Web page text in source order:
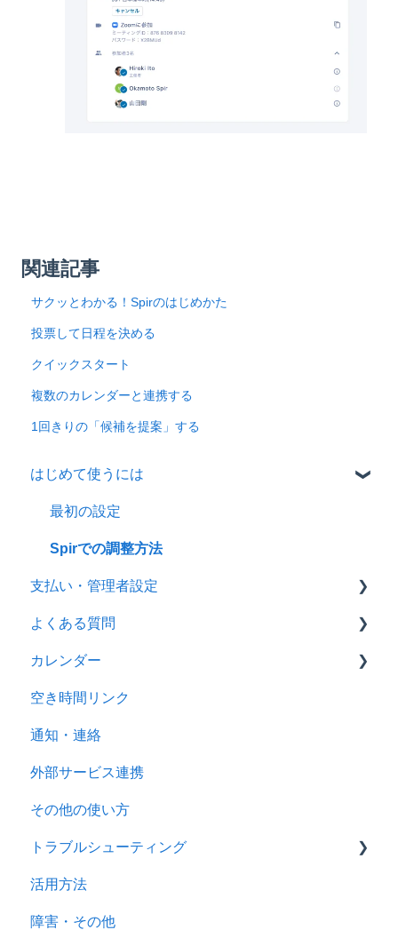
関連記事
サクッとわかる！Spirのはじめかた
投票して日程を決める
クイックスタート
複数のカレンダーと連携する
1回きりの「候補を提案」する
はじめて使うには
最初の設定
Spirでの調整方法
支払い・管理者設定
設定
支払・決済
よくある質問
カレンダー
空き時間リンク
通知・連携
外部サービス連携
セキュリティ
トライアル
プラン・契約
アカウント・チーム設定
カレンダー
カレンダーの設定
代理編集
空き時間リンク
通知・連絡
外部サービス連携
その他の使い方
トラブルシューティング
ユーザー登録・ログイン
カレンダー表示
活用方法
障害・その他